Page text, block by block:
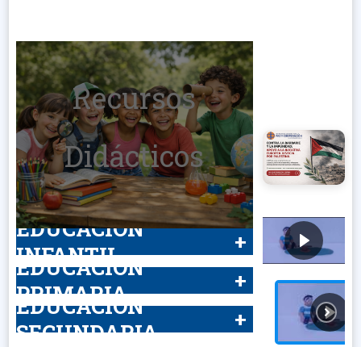
Recursos
Didácticos
EDUCACIÓN
INFANTIL
+
EDUCACIÓN
PRIMARIA
+
EDUCACIÓN
SECUNDARIA
+